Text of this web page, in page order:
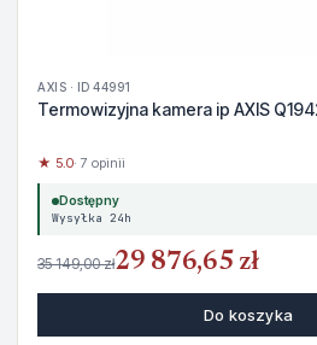
AXIS · ID 44991
Termowizyjna kamera ip AXIS
★ 5.0· 7 opinii
Dostępny
Wysyłka 24h
35 149,00 zł29 876,65 zł
Do koszyka